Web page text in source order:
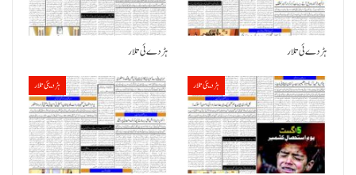
ہڑدے ئی تلار ہڑدے ئی تلار
ہڑدیئی تلار ہڑدیئی تلار